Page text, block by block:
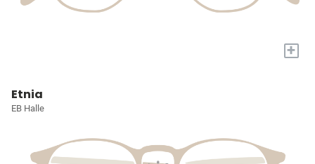
+
Etnia
EB Halle